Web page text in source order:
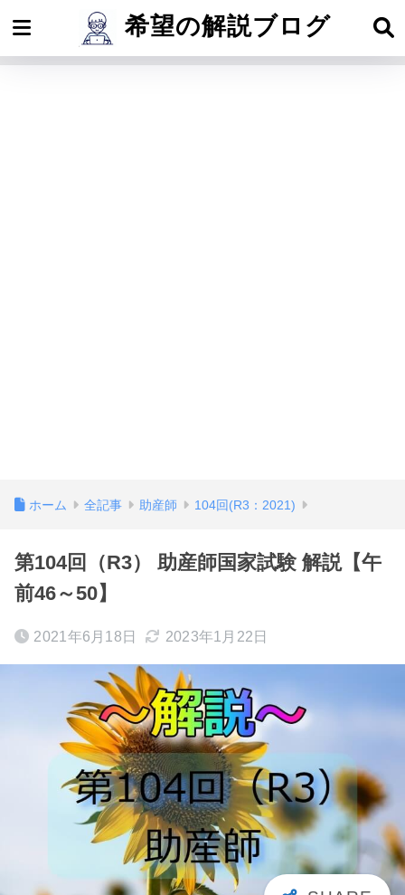
希望の解説ブログ
ホーム 全記事 助産師 104回(R3：2021)
第104回（R3） 助産師国家試験 解説【午
前46～50】
2021年6月18日 2023年1月22日